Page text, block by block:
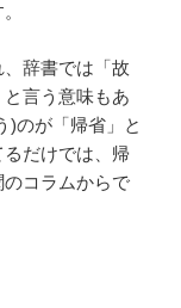
辞書では「故
言う意味もあ
)のが「帰省」と
だけでは、帰
コラムからで